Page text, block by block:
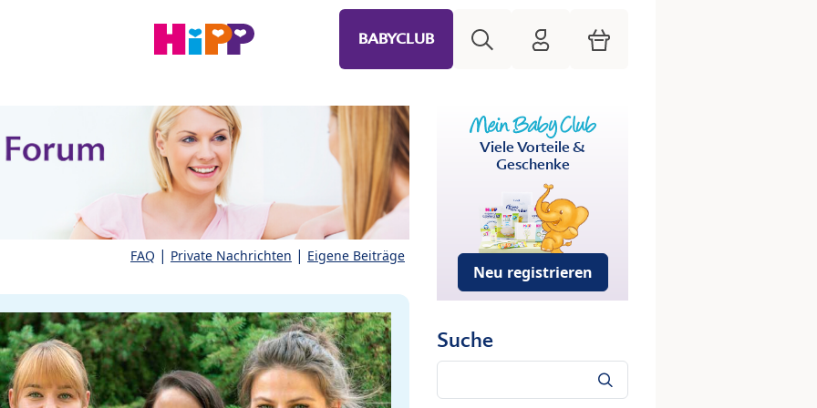
BABYCLUB HiPP Mein Babyclub
Warenkorb
FAQ | Private Nachrichten | Eigene Beiträge
Viele Vorteile &
Geschenke
Neu registrieren
Suche